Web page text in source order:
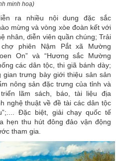
minh hoạ)
ra nhiều nội dung đặc sắc
mừng và vòng xòe đoàn kết với
nhân, diễn viên quần chúng; Trải
phiên Nậm Pắt xã Mường
On” và “Hương sắc Mường
các dân tộc, thi giã bánh dày;
gian trưng bày giới thiệu sản sản
nông sản đặc trưng của tỉnh và
lãm sách, báo, tài liệu địa
nghệ thuật về đề tài các dân tộc
Đặc biệt, giải chạy quốc tế
hẹn thu hút đông đảo vận động
tham gia.